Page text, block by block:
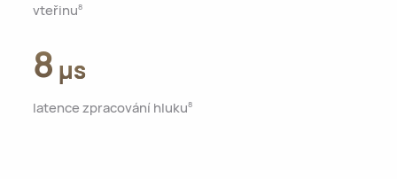
vteřinu8
8 μs
latence zpracování hluku8